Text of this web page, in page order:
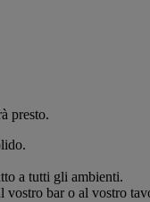
presto.
a tutti gli ambienti.
bar o al vostro